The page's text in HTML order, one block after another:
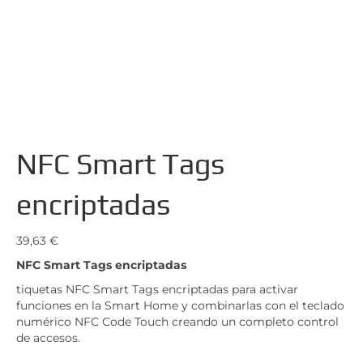
NFC Smart Tags
encriptadas
39,63 €
NFC Smart Tags encriptadas
tiquetas NFC Smart Tags encriptadas para activar
funciones en la Smart Home y combinarlas con el teclado
numérico NFC Code Touch creando un completo control
de accesos.